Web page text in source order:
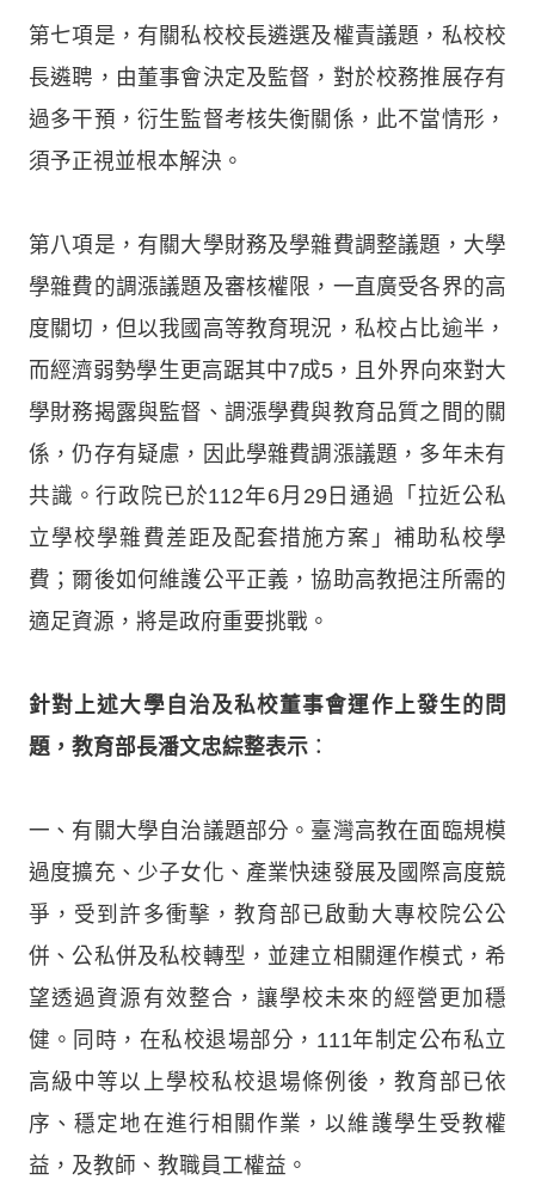
第七項是，有關私校校長遴選及權責議題，私校校
長遴聘，由董事會決定及監督，對於校務推展存有
過多干預，衍生監督考核失衡關係，此不當情形，
須予正視並根本解決。
第八項是，有關大學財務及學雜費調整議題，大學
學雜費的調漲議題及審核權限，一直廣受各界的高
度關切，但以我國高等教育現況，私校占比逾半，
而經濟弱勢學生更高踞其中7成5，且外界向來對大
學財務揭露與監督、調漲學費與教育品質之間的關
係，仍存有疑慮，因此學雜費調漲議題，多年未有
共識。行政院已於112年6月29日通過「拉近公私
立學校學雜費差距及配套措施方案」補助私校學
費；爾後如何維護公平正義，協助高教挹注所需的
適足資源，將是政府重要挑戰。
針對上述大學自治及私校董事會運作上發生的問
題，教育部長潘文忠綜整表示 ：
一、有關大學自治議題部分。臺灣高教在面臨規模
過度擴充、少子女化、產業快速發展及國際高度競
爭，受到許多衝擊，教育部已啟動大專校院公公
併、公私併及私校轉型，並建立相關運作模式，希
望透過資源有效整合，讓學校未來的經營更加穩
健。同時，在私校退場部分，111年制定公布私立
高級中等以上學校私校退場條例後，教育部已依
序、穩定地在進行相關作業，以維護學生受教權
益，及教師、教職員工權益。